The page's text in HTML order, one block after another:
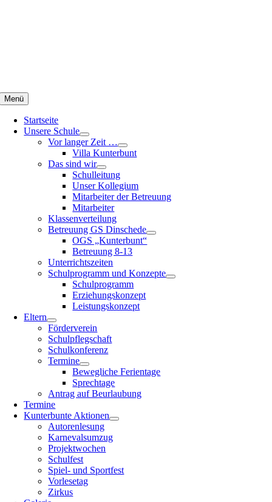
Menü
Startseite
Unsere Schule
Vor langer Zeit …
Villa Kunterbunt
Das sind wir
Schulleitung
Unser Kollegium
Mitarbeiter der Betreuung
Mitarbeiter
Klassenverteilung
Betreuung GS Dinschede
OGS „Kunterbunt“
Betreuung 8-13
Unterrichtszeiten
Schulprogramm und Konzepte
Schulprogramm
Erziehungskonzept
Leistungskonzept
Eltern
Förderverein
Schulpflegschaft
Schulkonferenz
Termine
Bewegliche Ferientage
Sprechtage
Antrag auf Beurlaubung
Termine
Kunterbunte Aktionen
Autorenlesung
Karnevalsumzug
Projektwochen
Schulfest
Spiel- und Sportfest
Vorlesetag
Zirkus